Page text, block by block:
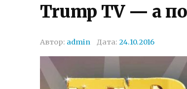
Trump TV — а
Автор: admin Дата: 24.10.2016